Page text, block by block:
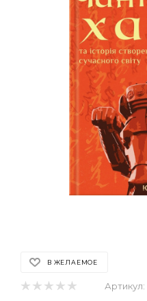
В ЖЕЛАЕМОЕ
Артикул: